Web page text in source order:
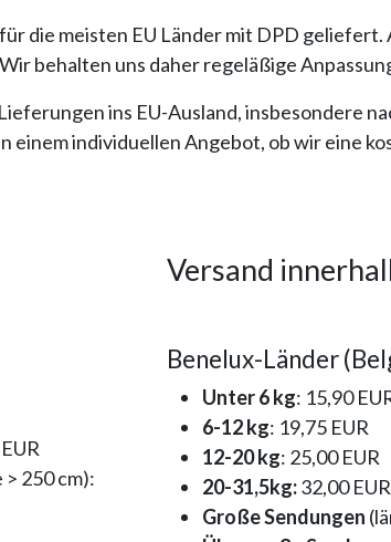
die meisten EU Länder mit DPD
behalten uns daher regeläßige
ins EU-Ausland, insbesondere
einem individuellen Angebot, ob wir eine
250 cm):
Versand
Benelux-Länder
Unter 6 kg: 15,90
6-12 kg: 19,75 EUR
12-20 kg: 25,00 EUR
20-31,5kg:32,00 EUR
Große Sendungen